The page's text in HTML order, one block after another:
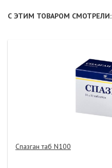
С ЭТИМ ТОВАРОМ СМОТРЕЛИ:
Спазган таб N100